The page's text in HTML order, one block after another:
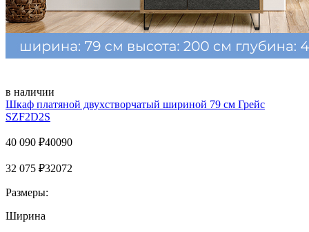
в наличии
Шкаф платяной двухстворчатый шириной 79 см Грейс
SZF2D2S
40 090 ₽40090
32 075 ₽32072
Размеры:
Ширина